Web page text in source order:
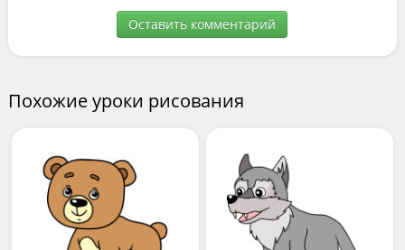
Оставить комментарий
Похожие уроки рисования